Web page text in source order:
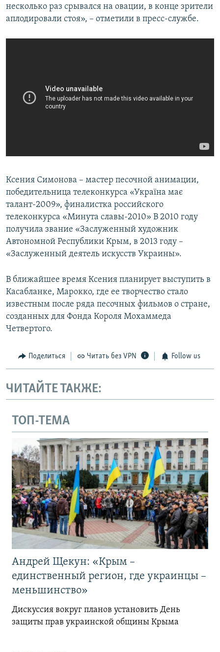
несколько раз срывался на овации, в конце зрители
аплодировали стоя», – отметили в пресс-службе.
Ксения Симонова – мастер песочной анимации,
победительница телеконкурса «Україна має
талант-2009», финалистка российского
телеконкурса «Минута славы-2010» В 2010 году
получила звание «Заслуженный художник
Автономной Республики Крым, в 2013 году –
«Заслуженный деятель искусств Украины».
В ближайшее время Ксения планирует выступить в
Касабланке, Марокко, где ее творчество стало
известным после ряда песочных фильмов о стране,
созданных для Фонда Короля Мохаммеда
Четвертого.
Поделиться Читать без VPN Follow us
ЧИТАЙТЕ ТАКЖЕ:
ТОП-ТЕМА
Андрей Щекун: «Крым –
единственный регион, где украинцы –
меньшинство»
Дискуссия вокруг планов установить День
защиты прав украинской общины Крыма